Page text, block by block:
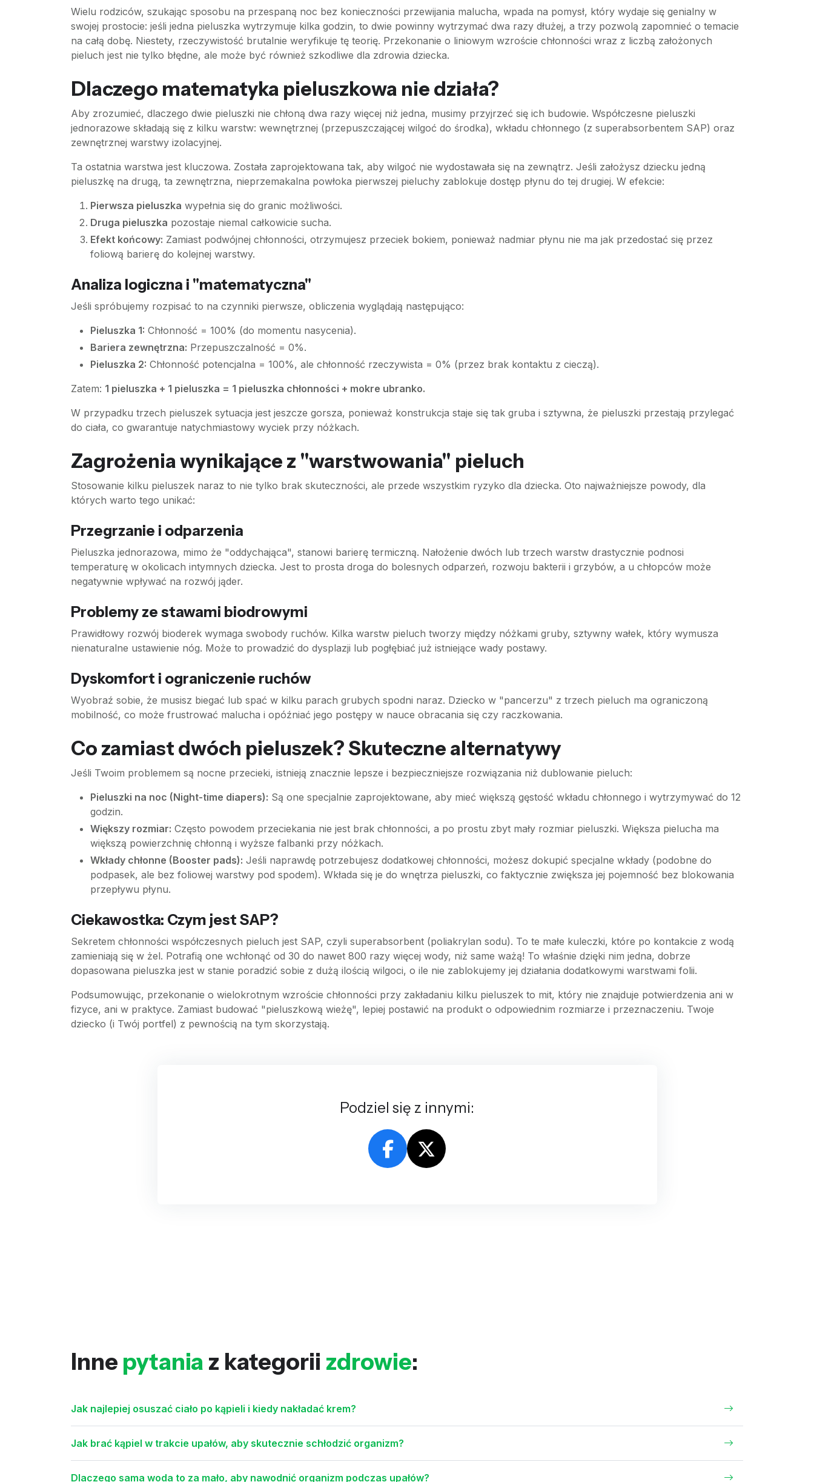
Wielu rodziców, szukając sposobu na przespaną noc bez konieczności przewijania malucha, wpada na pomysł, który wydaje się genialny w
swojej prostocie: jeśli jedna pieluszka wytrzymuje kilka godzin, to dwie powinny wytrzymać dwa razy dłużej, a trzy pozwolą zapomnieć o temacie
na całą dobę. Niestety, rzeczywistość brutalnie weryfikuje tę teorię. Przekonanie o liniowym wzroście chłonności wraz z liczbą założonych
pieluch jest nie tylko błędne, ale może być również szkodliwe dla zdrowia dziecka.
Dlaczego matematyka pieluszkowa nie działa?
Aby zrozumieć, dlaczego dwie pieluszki nie chłoną dwa razy więcej niż jedna, musimy przyjrzeć się ich budowie. Współczesne pieluszki
jednorazowe składają się z kilku warstw: wewnętrznej (przepuszczającej wilgoć do środka), wkładu chłonnego (z superabsorbentem SAP) oraz
zewnętrznej warstwy izolacyjnej.
Ta ostatnia warstwa jest kluczowa. Została zaprojektowana tak, aby wilgoć nie wydostawała się na zewnątrz. Jeśli założysz dziecku jedną
pieluszkę na drugą, ta zewnętrzna, nieprzemakalna powłoka pierwszej pieluchy zablokuje dostęp płynu do tej drugiej. W efekcie:
Pierwsza pieluszka wypełnia się do granic możliwości.
Druga pieluszka pozostaje niemal całkowicie sucha.
Efekt końcowy: Zamiast podwójnej chłonności, otrzymujesz przeciek bokiem, ponieważ nadmiar płynu nie ma jak przedostać się przez
foliową barierę do kolejnej warstwy.
Analiza logiczna i "matematyczna"
Jeśli spróbujemy rozpisać to na czynniki pierwsze, obliczenia wyglądają następująco:
Pieluszka 1: Chłonność = 100% (do momentu nasycenia).
Bariera zewnętrzna: Przepuszczalność = 0%.
Pieluszka 2: Chłonność potencjalna = 100%, ale chłonność rzeczywista = 0% (przez brak kontaktu z cieczą).
Zatem: 1 pieluszka + 1 pieluszka = 1 pieluszka chłonności + mokre ubranko.
W przypadku trzech pieluszek sytuacja jest jeszcze gorsza, ponieważ konstrukcja staje się tak gruba i sztywna, że pieluszki przestają przylegać
do ciała, co gwarantuje natychmiastowy wyciek przy nóżkach.
Zagrożenia wynikające z "warstwowania" pieluch
Stosowanie kilku pieluszek naraz to nie tylko brak skuteczności, ale przede wszystkim ryzyko dla dziecka. Oto najważniejsze powody, dla
których warto tego unikać:
Przegrzanie i odparzenia
Pieluszka jednorazowa, mimo że "oddychająca", stanowi barierę termiczną. Nałożenie dwóch lub trzech warstw drastycznie podnosi
temperaturę w okolicach intymnych dziecka. Jest to prosta droga do bolesnych odparzeń, rozwoju bakterii i grzybów, a u chłopców może
negatywnie wpływać na rozwój jąder.
Problemy ze stawami biodrowymi
Prawidłowy rozwój bioderek wymaga swobody ruchów. Kilka warstw pieluch tworzy między nóżkami gruby, sztywny wałek, który wymusza
nienaturalne ustawienie nóg. Może to prowadzić do dysplazji lub pogłębiać już istniejące wady postawy.
Dyskomfort i ograniczenie ruchów
Wyobraź sobie, że musisz biegać lub spać w kilku parach grubych spodni naraz. Dziecko w "pancerzu" z trzech pieluch ma ograniczoną
mobilność, co może frustrować malucha i opóźniać jego postępy w nauce obracania się czy raczkowania.
Co zamiast dwóch pieluszek? Skuteczne alternatywy
Jeśli Twoim problemem są nocne przecieki, istnieją znacznie lepsze i bezpieczniejsze rozwiązania niż dublowanie pieluch:
Pieluszki na noc (Night-time diapers): Są one specjalnie zaprojektowane, aby mieć większą gęstość wkładu chłonnego i wytrzymywać do 12
godzin.
Większy rozmiar: Często powodem przeciekania nie jest brak chłonności, a po prostu zbyt mały rozmiar pieluszki. Większa pielucha ma
większą powierzchnię chłonną i wyższe falbanki przy nóżkach.
Wkłady chłonne (Booster pads): Jeśli naprawdę potrzebujesz dodatkowej chłonności, możesz dokupić specjalne wkłady (podobne do
podpasek, ale bez foliowej warstwy pod spodem). Wkłada się je do wnętrza pieluszki, co faktycznie zwiększa jej pojemność bez blokowania
przepływu płynu.
Ciekawostka: Czym jest SAP?
Sekretem chłonności współczesnych pieluch jest SAP, czyli superabsorbent (poliakrylan sodu). To te małe kuleczki, które po kontakcie z wodą
zamieniają się w żel. Potrafią one wchłonąć od 30 do nawet 800 razy więcej wody, niż same ważą! To właśnie dzięki nim jedna, dobrze
dopasowana pieluszka jest w stanie poradzić sobie z dużą ilością wilgoci, o ile nie zablokujemy jej działania dodatkowymi warstwami folii.
Podsumowując, przekonanie o wielokrotnym wzroście chłonności przy zakładaniu kilku pieluszek to mit, który nie znajduje potwierdzenia ani w
fizyce, ani w praktyce. Zamiast budować "pieluszkową wieżę", lepiej postawić na produkt o odpowiednim rozmiarze i przeznaczeniu. Twoje
dziecko (i Twój portfel) z pewnością na tym skorzystają.
Podziel się z innymi:
Inne pytania z kategorii zdrowie:
Jak najlepiej osuszać ciało po kąpieli i kiedy nakładać krem?
Jak brać kąpiel w trakcie upałów, aby skutecznie schłodzić organizm?
Dlaczego sama woda to za mało, aby nawodnić organizm podczas upałów?